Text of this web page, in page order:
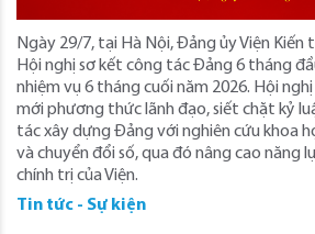
Ngày 29/7, tại Hà Nội, Đảng ủy Viện Kiến
Hội nghị sơ kết công tác Đảng 6 tháng
nhiệm vụ 6 tháng cuối năm 2026. Hội
mới phương thức lãnh đạo, siết chặt kỷ
tác xây dựng Đảng với nghiên cứu khoa
và chuyển đổi số, qua đó nâng cao năng
chính trị của Viện.
Tin tức - Sự kiện